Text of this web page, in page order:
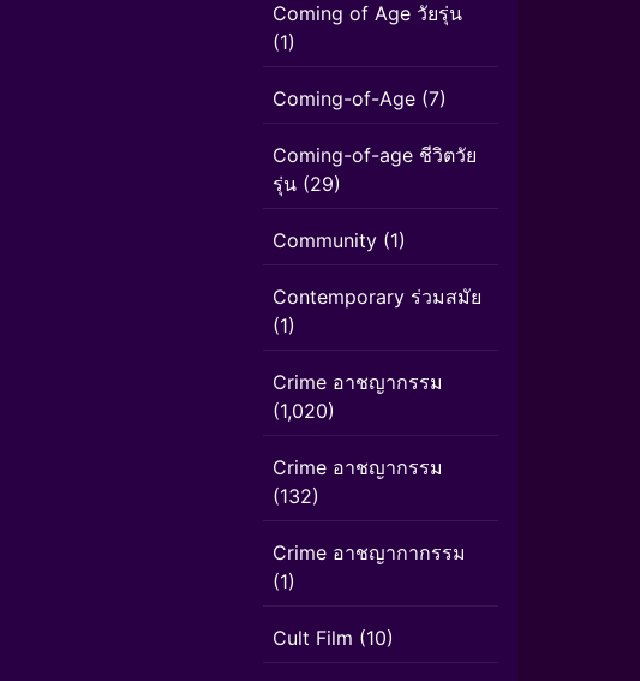
Coming of Age วัยรุ่น
(1)
Coming-of-Age (7)
Coming-of-age ชีวิตวัย
รุ่น (29)
Community (1)
Contemporary ร่วมสมัย
(1)
Crime อาชญากรรม
(1,020)
Crime อาชญากรรม
(132)
Crime อาชญากากรรม
(1)
Cult Film (10)